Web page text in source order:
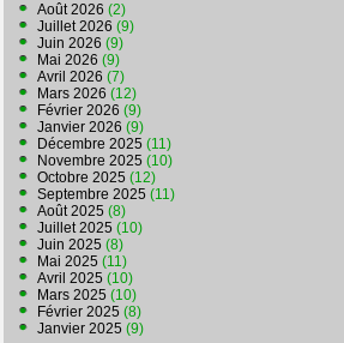
Août 2026 (2)
Juillet 2026 (9)
Juin 2026 (9)
Mai 2026 (9)
Avril 2026 (7)
Mars 2026 (12)
Février 2026 (9)
Janvier 2026 (9)
Décembre 2025 (11)
Novembre 2025 (10)
Octobre 2025 (12)
Septembre 2025 (11)
Août 2025 (8)
Juillet 2025 (10)
Juin 2025 (8)
Mai 2025 (11)
Avril 2025 (10)
Mars 2025 (10)
Février 2025 (8)
Janvier 2025 (9)